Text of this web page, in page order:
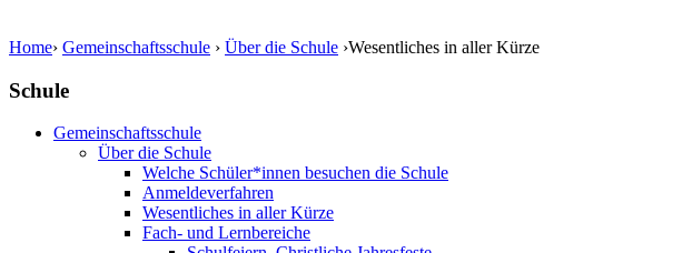
Home› Gemeinschaftsschule › Über die Schule ›Wesentliches in aller Kürze
Schule
Gemeinschaftsschule
Über die Schule
Welche Schüler*innen besuchen die Schule
Anmeldeverfahren
Wesentliches in aller Kürze
Fach- und Lernbereiche